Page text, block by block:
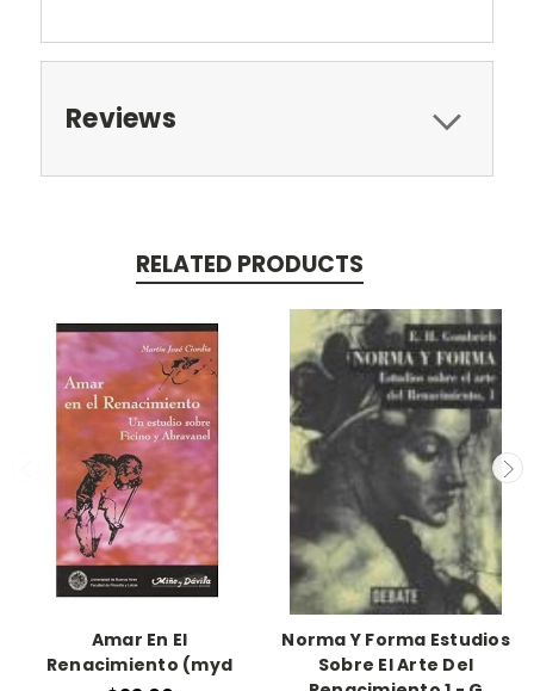
Reviews
RELATED PRODUCTS
Amar En El
Renacimiento (myd
Norma Y Forma Estudios
Sobre El Arte Del